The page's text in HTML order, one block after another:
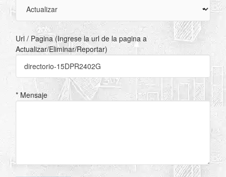
Url / Pagina (Ingrese la url de la pagina a
Actualizar/Eliminar/Reportar)
* Mensaje